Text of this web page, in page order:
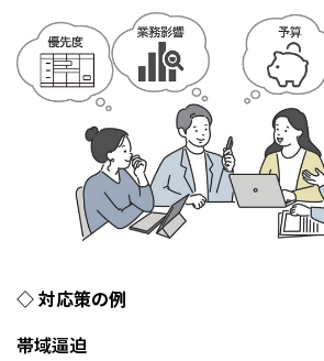
◇ 対応策の例
帯域逼迫